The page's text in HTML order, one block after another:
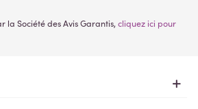
Société des Avis Garantis, cliquez ici pour